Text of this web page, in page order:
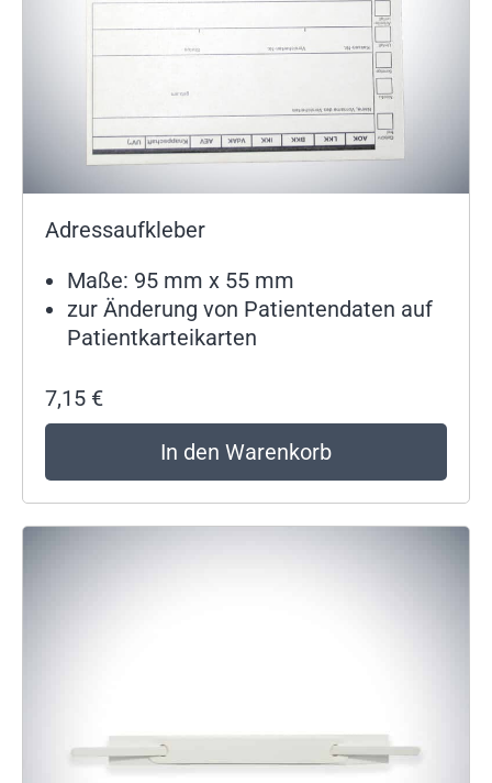
Adressaufkleber
Maße: 95 mm x 55 mm
zur Änderung von Patientendaten auf
Patientkarteikarten
7,15 €
In den Warenkorb